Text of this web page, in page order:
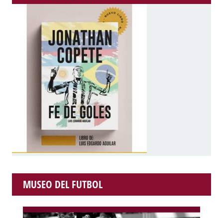
MUSEO DEL FUTBOL